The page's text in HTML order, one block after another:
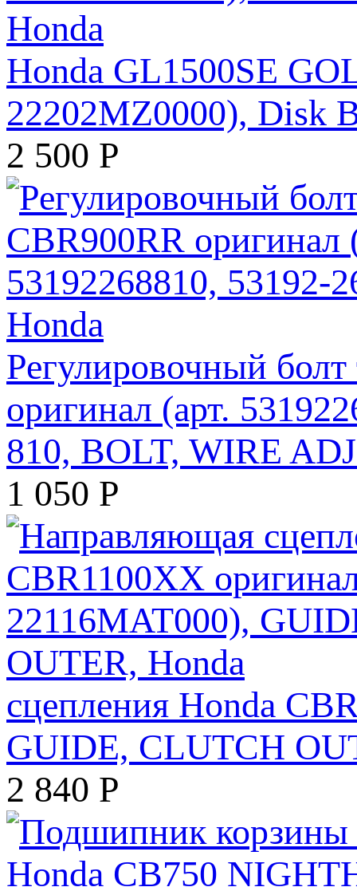
Honda GL1500SE
22202MZ0000), Disk
2 500 Р
Регулировочный
оригинал (арт.
810, BOLT, WIRE
1 050 Р
сцепления Honda
GUIDE, CLUTCH
2 840 Р